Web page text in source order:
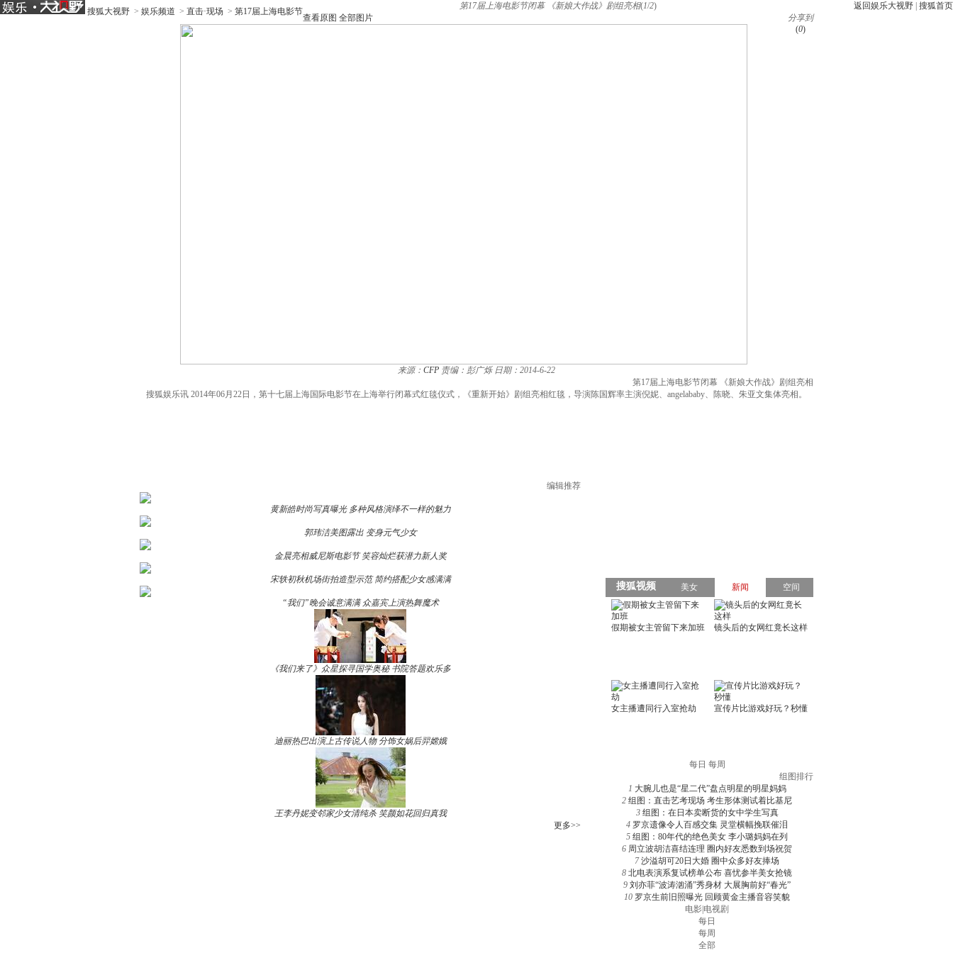
搜狐大视野 > 娱乐频道 > 直击·现场 > 第17届上海电影节
返回娱乐大视野 搜狐首页
第17届上海电影节闭幕 《新娘大作战》剧组亮相(1/2)
查看原图 全部图片
分享到
(0)
来源： CFP 责编：彭广烁 日期：2014-6-22
第17届上海电影节闭幕 《新娘大作战》剧组亮相
搜狐娱乐讯 2014年06月22日，第十七届上海国际电影节在上海举行闭幕式红毯仪式，《重新开始》剧组亮相红毯，导演陈国辉率主演倪妮、angelababy、陈晓、朱亚文集体亮相。
编辑推荐
黄新皓时尚写真曝光 多种风格演绎不一样的魅力
郭玮洁美图露出 变身元气少女
金晨亮相威尼斯电影节 笑容灿烂获潜力新人奖
宋轶初秋机场街拍造型示范 简约搭配少女感满满
“我们”晚会诚意满满 众嘉宾上演热舞魔术
《我们来了》众星探寻国学奥秘 书院答题欢乐多
迪丽热巴出演上古传说人物 分饰女娲后羿嫦娥
王李丹妮变邻家少女清纯杀 笑颜如花回归真我
更多>>
每日 每周
组图排行
1 大腕儿也是“星二代”盘点明星的明星妈妈
2 组图：直击艺考现场 考生形体测试着比基尼
3 组图：在日本卖断货的女中学生写真
4 罗京遗像令人百感交集 灵堂横幅挽联催泪
5 组图：80年代的绝色美女 李小璐妈妈在列
6 周立波胡洁喜结连理 圈内好友悉数到场祝贺
7 沙溢胡可20日大婚 圈中众多好友捧场
8 北电表演系复试榜单公布 喜忧参半美女抢镜
9 刘亦菲“波涛汹涌”秀身材 大展胸前好“春光”
10 罗京生前旧照曝光 回顾黄金主播音容笑貌
电影 电视剧
每日
每周
全部